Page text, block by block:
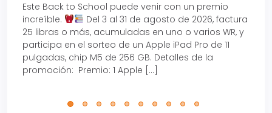
Este Back to School puede venir con un premio
increíble.
Del 3 al 31 de agosto de 2026, factura
25 libras o más, acumuladas en uno o varios WR, y
participa en el sorteo de un Apple iPad Pro de 11
pulgadas, chip M5 de 256 GB. Detalles de la
promoción: Premio: 1 Apple […]